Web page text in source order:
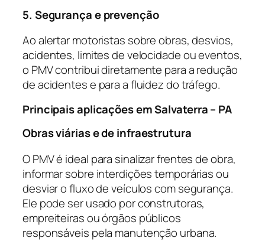
5. Segurança e prevenção
Ao alertar motoristas sobre obras, desvios,
acidentes, limites de velocidade ou eventos,
o PMV contribui diretamente para a redução
de acidentes e para a fluidez do tráfego.
Principais aplicações em Salvaterra – PA
Obras viárias e de infraestrutura
O PMV é ideal para sinalizar frentes de obra,
informar sobre interdições temporárias ou
desviar o fluxo de veículos com segurança.
Ele pode ser usado por construtoras,
empreiteiras ou órgãos públicos
responsáveis pela manutenção urbana.